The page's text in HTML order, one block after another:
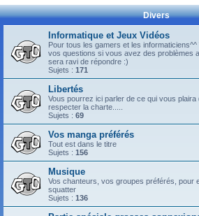
Divers
Informatique et Jeux Vidéos
Pour tous les gamers et les
vos questions si vous avez des problèmes
sera ravi de répondre :)
Sujets : 171
Libertés
Vous pourrez ici parler de ce qui vous
respecter la charte.....
Sujets : 69
Vos manga préférés
Tout est dans le titre
Sujets : 156
Musique
Vos chanteurs, vos groupes préférés, pour
squatter
Sujets : 136